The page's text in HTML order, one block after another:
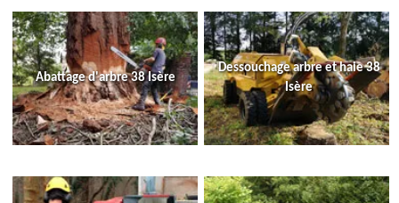
Abattage d'arbre 38 Isère
Dessouchage arbre et haie 38
Isère